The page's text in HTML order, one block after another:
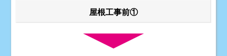
屋根工事前①